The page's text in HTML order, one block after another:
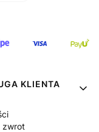
KLIENTA
zwrot